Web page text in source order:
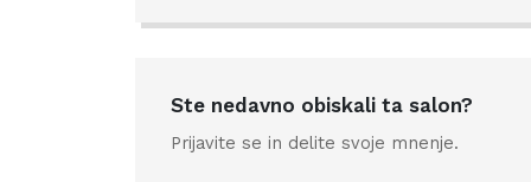
Ste nedavno obiskali ta salon?
Prijavite se in delite svoje mnenje.